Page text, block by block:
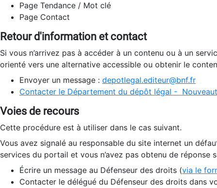
Page Tendance / Mot clé
Page Contact
Retour d'information et contact
Si vous n’arrivez pas à accéder à un contenu ou à un
orienté vers une alternative accessible ou obtenir le
Envoyer un message : depotlegal.editeur@bnf.fr
Contacter le Département du dépôt légal -
Voies de recours
Cette procédure est à utiliser dans le cas suivant.
Vous avez signalé au responsable du site internet un
services du portail et vous n’avez pas obtenu de réponse
Écrire un message au Défenseur des droits (via le
Contacter le délégué du Défenseur des droits dans